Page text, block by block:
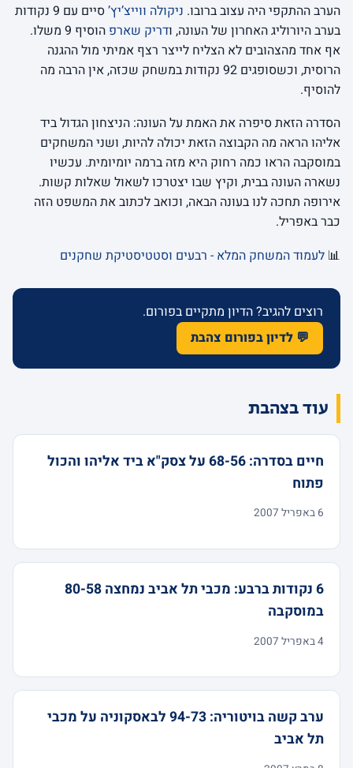
הערב ההתקפי היה עצוב ברובו. ניקולה ווייצ’יץ’
סיים עם 9 נקודות
בערב היורוליג האחרון של העונה, ודריק שארפ
הוסיף 9 משלו.
אף אחד מהצהובים לא הצליח לייצר רצף אמיתי מול ההגנה
הרוסית, וכשסופגים 92 נקודות במשחק שכזה, אין הרבה מה
להוסיף.
הסדרה הזאת סיפרה את האמת על העונה: הניצחון הגדול ביד
אליהו הראה מה הקבוצה הזאת יכולה להיות, ושני המשחקים
במוסקבה הראו כמה רחוק היא מזה ברמה יומיומית. עכשיו
נשארה העונה בבית, וקיץ שבו יצטרכו לשאול שאלות קשות.
אירופה תחכה לנו בעונה הבאה, וכואב לכתוב את המשפט הזה
כבר באפריל.
📊 לעמוד המשחק המלא - רבעים וסטטיסטיקת שחקנים
רוצים להגיב? הדיון מתקיים בפורום.
💬 לדיון בפורום צהבת
עוד בצהבת
חיים בסדרה: 68-56 על צסק"א ביד אליהו והכול
פתוח
6 באפריל 2007
6 נקודות ברבע: מכבי תל אביב נמחצה 80-58
במוסקבה
4 באפריל 2007
ערב קשה בויטוריה: 94-73 לבאסקוניה על מכבי
תל אביב